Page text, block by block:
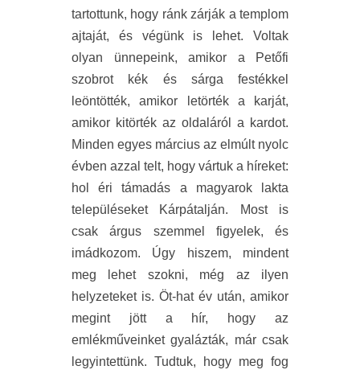
tartottunk, hogy ránk zárják a templom
ajtaját, és végünk is lehet. Voltak
olyan ünnepeink, amikor a Petőfi
szobrot kék és sárga festékkel
leöntötték, amikor letörték a karját,
amikor kitörték az oldaláról a kardot.
Minden egyes március az elmúlt nyolc
évben azzal telt, hogy vártuk a híreket:
hol éri támadás a magyarok lakta
településeket Kárpátalján. Most is
csak árgus szemmel figyelek, és
imádkozom. Úgy hiszem, mindent
meg lehet szokni, még az ilyen
helyzeteket is. Öt-hat év után, amikor
megint jött a hír, hogy az
emlékműveinket gyalázták, már csak
legyintettünk. Tudtuk, hogy meg fog